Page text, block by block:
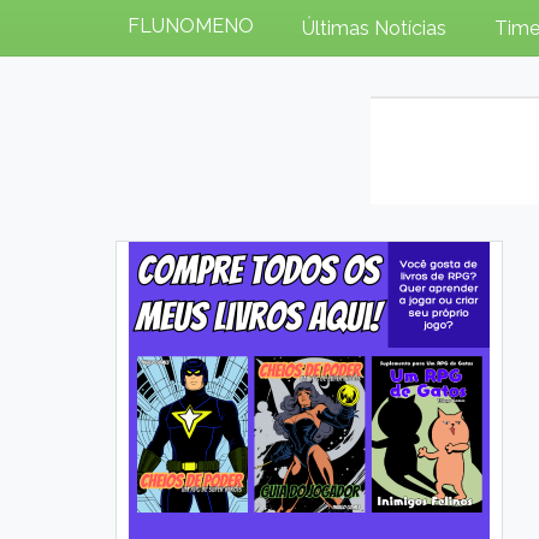
FLUNOMENO Últimas Notícias